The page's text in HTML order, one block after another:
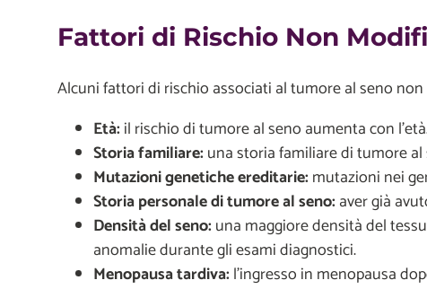
Fattori di Rischio Non
Alcuni fattori di rischio associati al tumore al seno
Età:il rischio di tumore al seno aumenta con
Storia familiare:una storia familiare di tumore
Mutazioni genetiche ereditarie:mutazioni nei
Storia personale di tumore al seno:aver già
Densità del seno:una maggiore densità del
anomalie durante gli esami diagnostici.
Menopausa tardiva:l’ingresso in menopausa